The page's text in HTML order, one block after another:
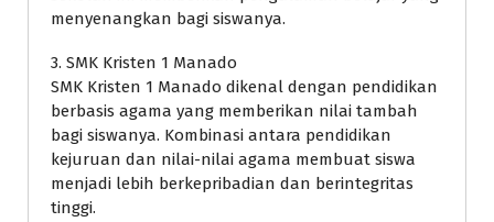
menyenangkan bagi siswanya.
3. SMK Kristen 1 Manado
SMK Kristen 1 Manado dikenal dengan pendidikan
berbasis agama yang memberikan nilai tambah
bagi siswanya. Kombinasi antara pendidikan
kejuruan dan nilai-nilai agama membuat siswa
menjadi lebih berkepribadian dan berintegritas
tinggi.